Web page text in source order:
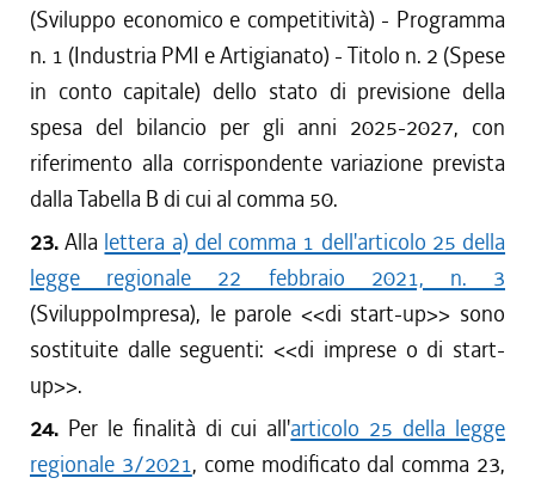
(Sviluppo economico e competitività) - Programma
n. 1 (Industria PMI e Artigianato) - Titolo n. 2 (Spese
in conto capitale) dello stato di previsione della
spesa del bilancio per gli anni 2025-2027, con
riferimento alla corrispondente variazione prevista
dalla Tabella B di cui al comma 50.
23.Alla lettera a) del comma 1 dell'articolo 25 della
legge regionale 22 febbraio 2021, n. 3
(SviluppoImpresa), le parole <<di start-up>> sono
sostituite dalle seguenti: <<di imprese o di start-
up>>.
24. Per le finalità di cui all'articolo 25 della legge
regionale 3/2021, come modificato dal comma 23,